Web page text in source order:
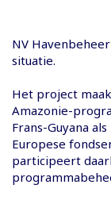
NV
situatie.
Het project
Amazonie-
Frans-Guyana
Europese
participeert